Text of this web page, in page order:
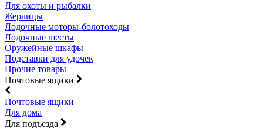
Для охоты и рыбалки
Жерлицы
Лодочные моторы-болотоходы
Лодочные шесты
Оружейные шкафы
Подставки для удочек
Прочие товары
Почтовые ящики
Почтовые ящики
Для дома
Для подъезда